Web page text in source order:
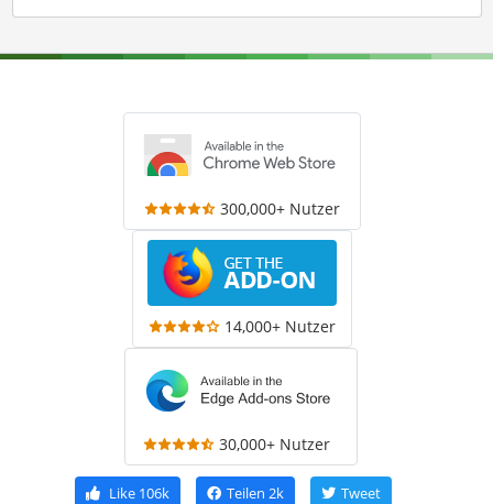
300,000+ Nutzer
14,000+ Nutzer
30,000+ Nutzer
Like 106k Teilen 2k Tweet